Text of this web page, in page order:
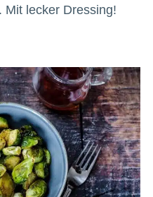
Mit lecker Dressing!